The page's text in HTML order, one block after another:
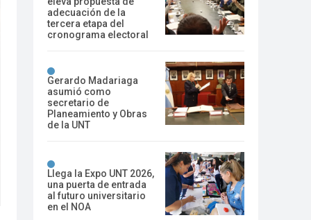
adecuación de la
tercera etapa del
cronograma electoral
Gerardo Madariaga
asumió como
secretario de
Planeamiento y Obras
de la UNT
Llega la Expo UNT 2026,
una puerta de entrada
al futuro universitario
en el NOA